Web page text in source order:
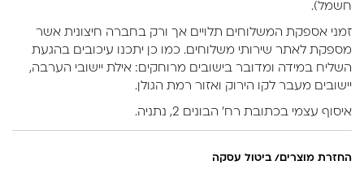
חשמל).
זמני אספקת המשלוחים תלויים אך ורק בחברה חיצונית אשר
מספקת לאתר שירותי משלוחים. כמו כן יתכנו עיכובים בהגעת
השליח במידה ומדובר בישובים מרוחקים: אילת יישובי הערבה,
יישובים מעבר לקו הירוק ואזור רמת הגולן.
איסוף עצמי בכתובת רח’ הבונים 2, נתניה.
החזרת מוצרים/ ביטול עסקה